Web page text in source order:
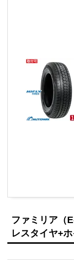
ファミリア（
レスタイヤ+